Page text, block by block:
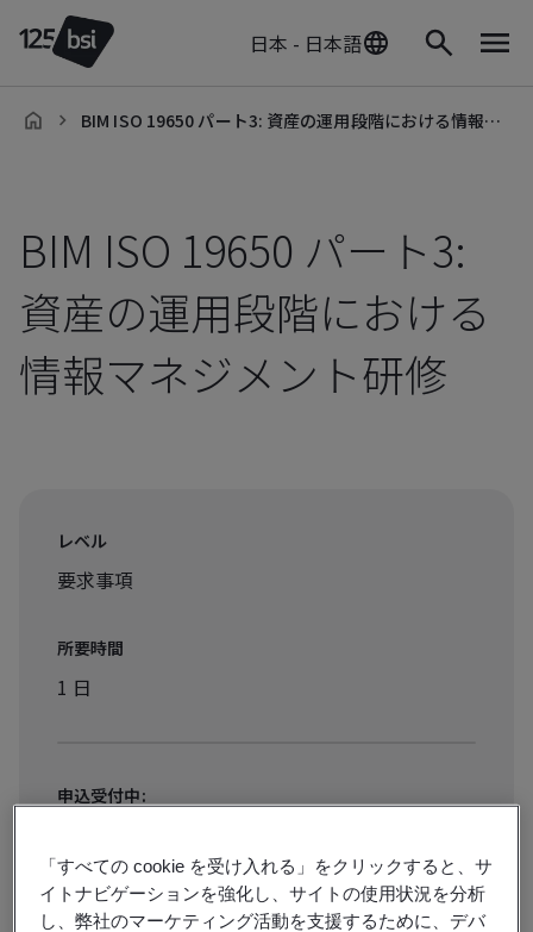
日本 - 日本語
BIM ISO 19650 パート3: 資産の運用段階における情報マネジメント研修
BIM ISO 19650 パート3:
資産の運用段階における
情報マネジメント研修
レベル
要求事項
所要時間
1 日
申込受付中:
¥49500 税込/人
「すべての cookie を受け入れる」をクリックすると、サ
イトナビゲーションを強化し、サイトの使用状況を分析
し、弊社のマーケティング活動を支援するために、デバ